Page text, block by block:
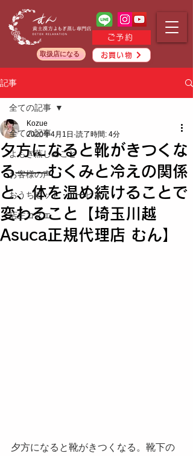
ご予約
お買い物
取扱店になる
記事
全ての記事
よもぎ蒸しのこと
お客様の声
おうちセット・サービス
店主コズエ
全ての記事
夕方になると靴がきつくな
る——むくみと冷えの関係
と、体を温め続けることで
変わること【埼玉川越
Asuca正規代理店 むん】
Kozue
2020年4月1日 読了時間: 4分
夕方になると靴がきつくなる。靴下の